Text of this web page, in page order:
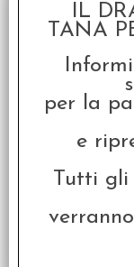
IL
TANA
per la
e
Tutti